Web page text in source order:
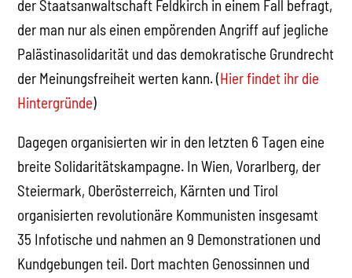
der Staatsanwaltschaft Feldkirch in einem Fall befragt,
der man nur als einen empörenden Angriff auf jegliche
Palästinasolidarität und das demokratische Grundrecht
der Meinungsfreiheit werten kann. (Hier findet ihr die
Hintergründe)
Dagegen organisierten wir in den letzten 6 Tagen eine
breite Solidaritätskampagne. In Wien, Vorarlberg, der
Steiermark, Oberösterreich, Kärnten und Tirol
organisierten revolutionäre Kommunisten insgesamt
35 Infotische und nahmen an 9 Demonstrationen und
Kundgebungen teil. Dort machten Genossinnen und